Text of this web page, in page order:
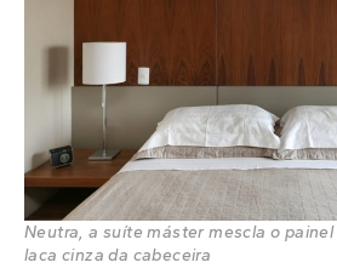
Neutra, a suíte máster mescla o painel
laca cinza da cabeceira